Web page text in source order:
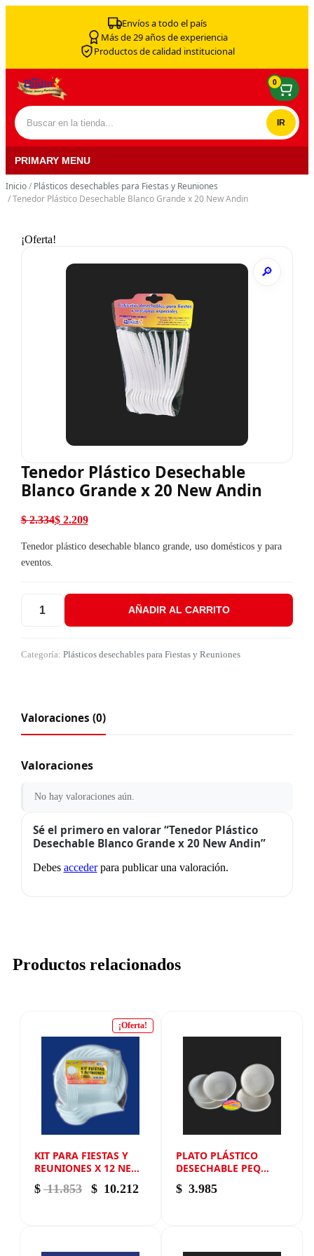
Envíos a todo el país
Más de 29 años de experiencia
Productos de calidad institucional
Buscar por:
0
PRIMARY MENU
Inicio/ Plásticos desechables para Fiestas y Reuniones
/ Tenedor Plástico Desechable Blanco Grande x 20 New Andin
¡Oferta!
Tenedor Plástico Desechable
Blanco Grande x 20 New Andin
$2.334
El precio original era: $ 2.334.
$2.209
El precio actual es: $ 2.209.
Tenedor plástico desechable blanco grande, uso domésticos y para
eventos.
Tenedor Plástico Desechable Blanco Grande x 20 New Andin
AÑADIR AL CARRITO
Categoría: Plásticos desechables para Fiestas y Reuniones
Valoraciones (0)
Valoraciones
No hay valoraciones aún.
Sé el primero en valorar “Tenedor Plástico
Desechable Blanco Grande x 20 New Andin”
Debes accederpara publicar una valoración.
Productos relacionados
¡Oferta!
KIT PARA FIESTAS Y
REUNIONES X 12 NEW
ANDIN
$ 11.853 El precio original era: $ 11.853.
$ 10.212 El precio actual es: $ 10.212.
PLATO PLÁSTICO
DESECHABLE PEQ
PONQUE PAQUETE X
20
$ 3.985